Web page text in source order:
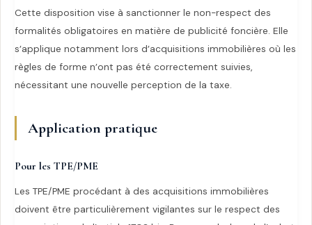
Cette disposition vise à sanctionner le non-respect des
formalités obligatoires en matière de publicité foncière. Elle
s’applique notamment lors d’acquisitions immobilières où les
règles de forme n’ont pas été correctement suivies,
nécessitant une nouvelle perception de la taxe.
Application pratique
Pour les TPE/PME
Les TPE/PME procédant à des acquisitions immobilières
doivent être particulièrement vigilantes sur le respect des